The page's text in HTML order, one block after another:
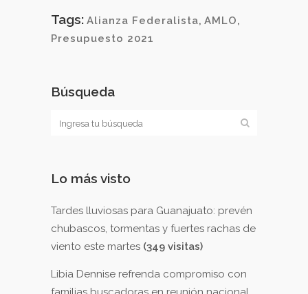
Tags: Alianza Federalista, AMLO,
Presupuesto 2021
Búsqueda
Lo más visto
Tardes lluviosas para Guanajuato: prevén
chubascos, tormentas y fuertes rachas de
viento este martes (349 visitas)
Libia Dennise refrenda compromiso con